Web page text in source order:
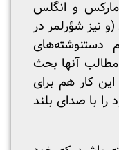
مارکس و انگلس
نیز شؤرلمر در
دستنوشته‌های
مطالب آنها بحث
این کار هم برای
با صدای بلند